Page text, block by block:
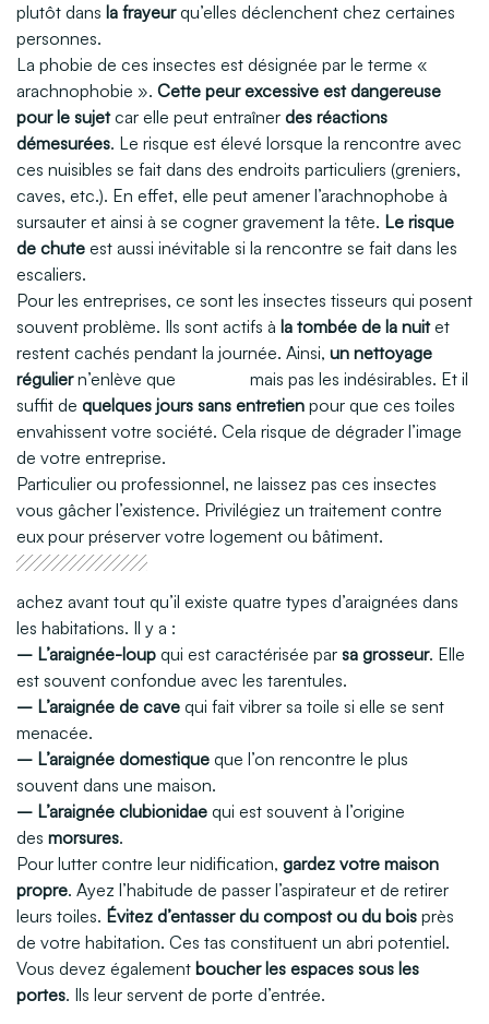
plutôt dans la frayeurqu’elles déclenchent chez certaines
personnes.
La phobie de ces insectes est désignée par le terme «
arachnophobie ». Cette peur excessive est dangereuse
pour le sujetcar elle peut entraîner des réactions
démesurées. Le risque est élevé lorsque la rencontre avec
ces nuisibles se fait dans des endroits particuliers (greniers,
caves, etc.). En effet, elle peut amener l’arachnophobe à
sursauter et ainsi à se cogner gravement la tête. Le risque
de chute est aussi inévitable si la rencontre se fait dans les
escaliers.
Pour les entreprises, ce sont les insectes tisseurs qui posent
souvent problème. Ils sont actifs à la tombée de la nuitet
restent cachés pendant la journée. Ainsi, un nettoyage
réguliern’enlève que
mais pas les indésirables. Et il
suffit de quelques jours sans entretien pour que ces toiles
envahissent votre société. Cela risque de dégrader l’image
de votre entreprise.
Particulier ou professionnel, ne laissez pas ces insectes
vous gâcher l’existence. Privilégiez un traitement contre
eux pour préserver votre logement ou bâtiment.
achez avant tout qu’il existe quatre types d’araignées dans
les habitations. Il y a :
– L’araignée-loup qui est caractérisée par sa grosseur. Elle
est souvent confondue avec les tarentules.
– L’araignée de cave qui fait vibrer sa toile si elle se sent
menacée.
– L’araignée domestique que l’on rencontre le plus
souvent dans une maison.
– L’araignée clubionidae qui est souvent à l’origine
des morsures.
Pour lutter contre leur nidification, gardez votre maison
propre. Ayez l’habitude de passer l’aspirateur et de retirer
leurs toiles. Évitez d’entasser du compost ou du bois près
de votre habitation. Ces tas constituent un abri potentiel.
Vous devez également boucher les espaces sous les
portes. Ils leur servent de porte d’entrée.